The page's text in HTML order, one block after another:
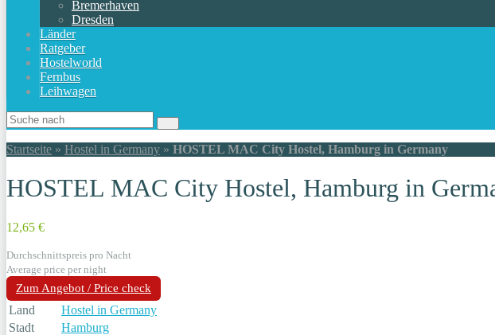
Bremerhaven
Dresden
Länder
Ratgeber
Hostelworld
Fernbus
Leihwagen
Startseite » Hostel in Germany » HOSTEL MAC City Hostel, Hamburg in Germany
HOSTEL MAC City Hostel, Hamburg in
12,65 €
Durchschnittspreis pro Nacht
Average price per night
Zum Angebot / Price check
Land
Hostel in Germany
Stadt
Hamburg